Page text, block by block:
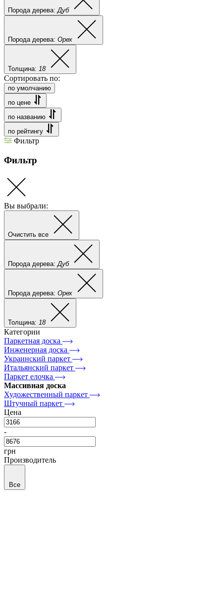
Порода дерева: Дуб
Порода дерева: Орех
Толщина: 18
Сортировать по:
по умолчанию
по цене
по названию
по рейтингу
Фильтр
Фильтр
Вы выбрали:
Очистить все
Порода дерева:Дуб
Порода дерева: Орех
Толщина: 18
Категории
Паркетная доска
Инженерная доска
Украинский паркет
Итальянский паркет
Паркет елочка
Массивная доска
Художественный паркет
Штучный паркет
Цена
-
грн
Производитель
Все